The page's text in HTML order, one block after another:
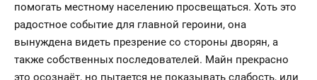
помогать местному населению просвещаться. Хоть это
радостное событие для главной героини, она
вынуждена видеть презрение со стороны дворян, а
также собственных последователей. Майн прекрасно
это осознаёт, но пытается не показывать слабость, или